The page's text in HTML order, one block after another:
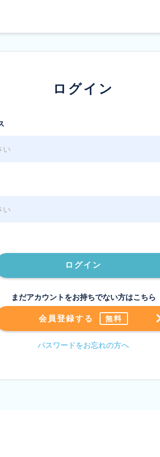
ログイン
ログイン
まだアカウントをお持ちでない方はこちら
会員登録する 無料
パスワードをお忘れの方へ